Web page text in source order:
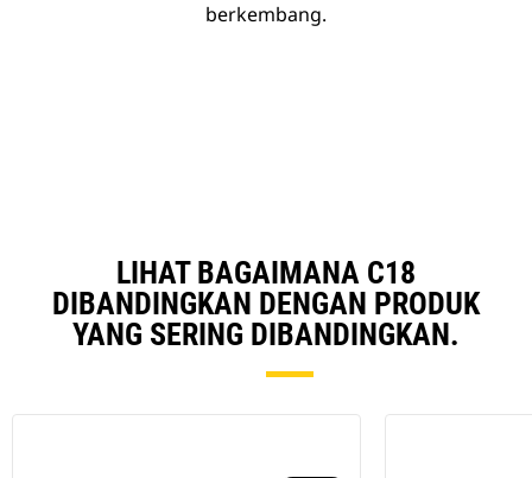
berkembang.
LIHAT BAGAIMANA C18
DIBANDINGKAN DENGAN PRODUK
YANG SERING DIBANDINGKAN.